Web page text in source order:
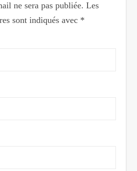
ne sera pas publiée. Les
sont indiqués avec *